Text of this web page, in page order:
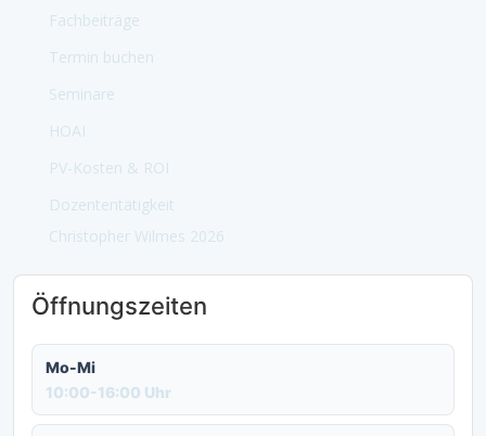
Fachbeiträge
Termin buchen
Seminare
HOAI
PV-Kosten & ROI
Dozententätigkeit
Christopher Wilmes 2026
Öffnungszeiten
Mo-Mi
10:00-16:00 Uhr